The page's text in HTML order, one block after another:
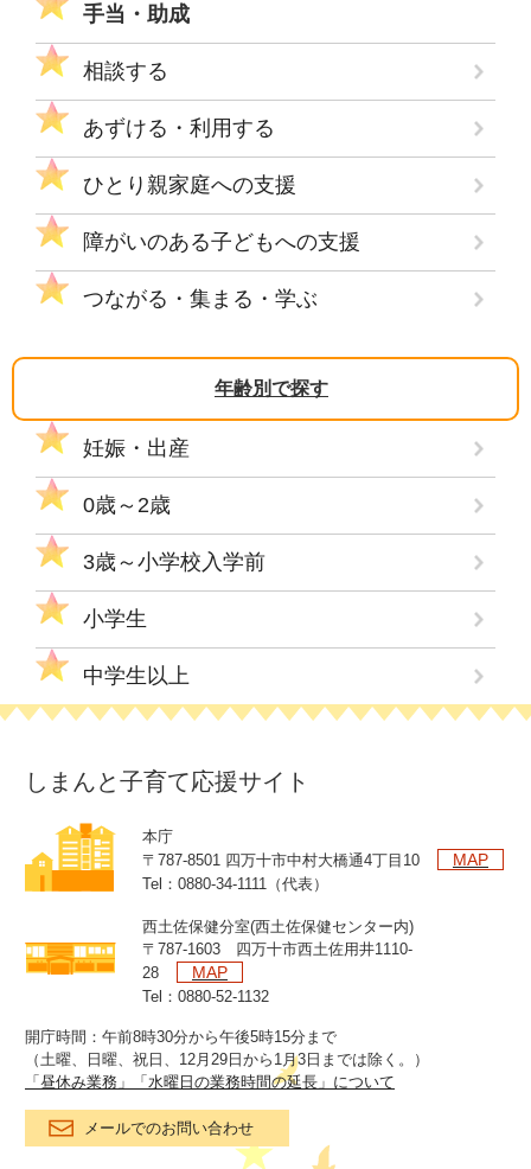
手当・助成
相談する
あずける・利用する
ひとり親家庭への支援
障がいのある子どもへの支援
つながる・集まる・学ぶ
年齢別で探す
妊娠・出産
0歳～2歳
3歳～小学校入学前
小学生
中学生以上
しまんと子育て応援サイト
本庁
〒787-8501 四万十市中村大橋通4丁目10
MAP
Tel：0880-34-1111（代表）
西土佐保健分室(西土佐保健センター内)
〒787-1603 四万十市西土佐用井1110-
28
MAP
Tel：0880-52-1132
開庁時間：午前8時30分から午後5時15分まで
（土曜、日曜、祝日、12月29日から1月3日までは除く。）
「昼休み業務」「水曜日の業務時間の延長」について
メールでのお問い合わせ